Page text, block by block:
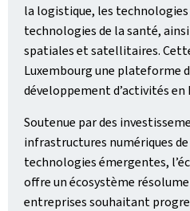
la logistique, les technologies
technologies de la santé,
spatiales et satellitaires.
Luxembourg une plateforme
développement d’activités en
Soutenue par des
infrastructures numériques
technologies émergentes,
offre un écosystème
entreprises souhaitant